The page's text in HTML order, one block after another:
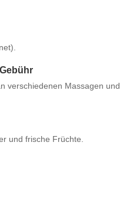
verschiedenen Massagen und
und frische Früchte.